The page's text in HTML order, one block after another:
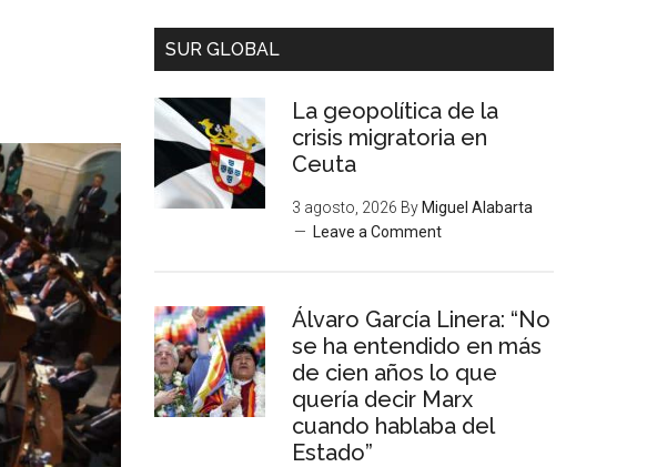
SUR GLOBAL
La geopolítica de la
crisis migratoria en
Ceuta
3 agosto, 2026 By Miguel Alabarta
Leave a Comment
Álvaro García Linera: “No
se ha entendido en más
de cien años lo que
quería decir Marx
cuando hablaba del
Estado”